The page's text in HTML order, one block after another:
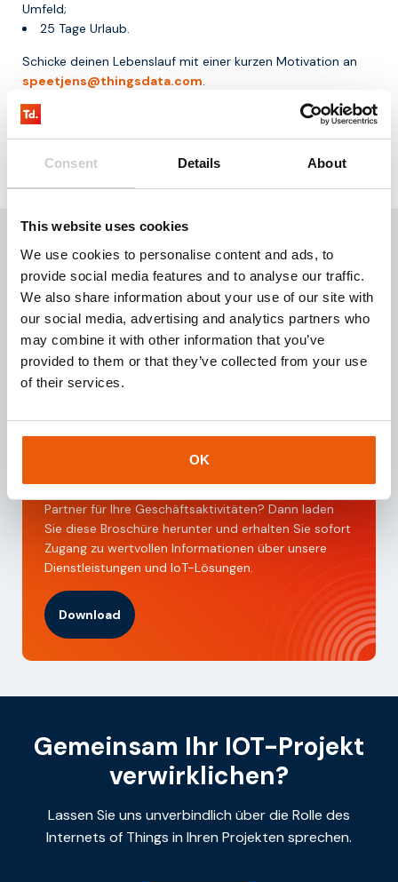
Consent Details About
This website uses cookies
We use cookies to personalise content and ads, to
provide social media features and to analyse our traffic.
We also share information about your use of our site with
our social media, advertising and analytics partners who
may combine it with other information that you’ve
provided to them or that they’ve collected from your use
of their services.
OK
Umfeld;
25 Tage Urlaub.
Schicke deinen Lebenslauf mit einer kurzen Motivation an
speetjens@thingsdata.com.
Fordern unseretestkit
Sind Sie auf der Suche nach IoT-Simkarten, die Ihrer
Lösung eine kontinuierliche Internetverbindung
ermöglichen? Dann fordern Sie unser Testkit an!
Unser Testkit enthält drei Sim-Karten, mit denen Sie
drei Monate lang kostenlos 100 MB testen können.
brochure
Sind Sie auf der Suche nach einem geeigneten IoT-
Partner für Ihre Geschäftsaktivitäten? Dann laden
Sie diese Broschüre herunter und erhalten Sie sofort
Zugang zu wertvollen Informationen über unsere
Dienstleistungen und IoT-Lösungen.
Download
Gemeinsam Ihr IOT-Projekt
verwirklichen?
Lassen Sie uns unverbindlich über die Rolle des
Internets of Things in Ihren Projekten sprechen.